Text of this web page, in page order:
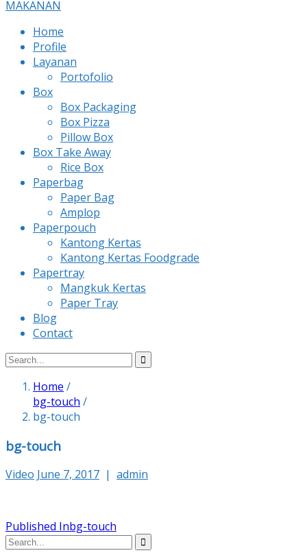
Home
Profile
Layanan
Portofolio
Box
Box Packaging
Box Pizza
Pillow Box
Box Take Away
Rice Box
Paperbag
Paper Bag
Amplop
Paperpouch
Kantong Kertas
Kantong Kertas Foodgrade
Papertray
Mangkuk Kertas
Paper Tray
Blog
Contact
Home /
bg-touch /
bg-touch
bg-touch
Video June 7, 2017 | admin
Post
navigation
Published Inbg-touch